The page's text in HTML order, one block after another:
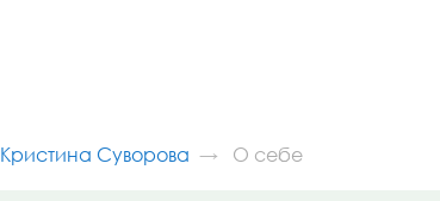
Кристина Суворова О себе